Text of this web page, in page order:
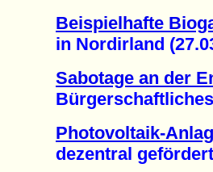
Beispielhafte
in Nordirland
Sabotage an der
Bürgerschaftliches
Photovoltaik-
dezentral gefördert